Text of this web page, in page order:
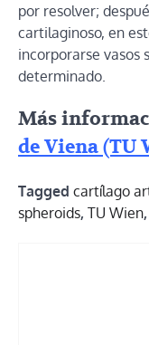
por resolver;
cartilaginoso, en
incorporarse vasos
determinado.
Más
de Viena (TU
Tagged cartílago
spheroids, TU Wien,